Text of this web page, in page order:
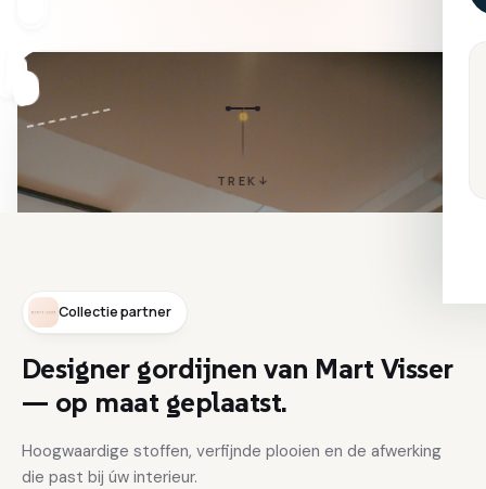
TREK
Collectie partner
Designer gordijnen van Mart Visser
— op maat geplaatst.
Hoogwaardige stoffen, verfijnde plooien en de afwerking
die past bij úw interieur.